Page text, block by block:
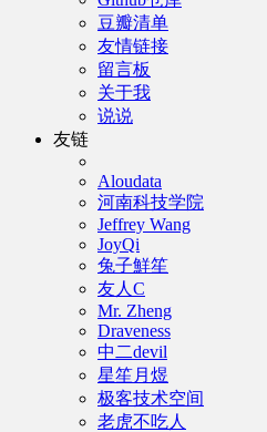
豆瓣清单
友情链接
留言板
关于我
说说
友链
Aloudata
河南科技学院
Jeffrey Wang
JoyQi
兔子鮮笙
友人C
Mr. Zheng
Draveness
中二devil
星笙月煜
极客技术空间
老虎不吃人